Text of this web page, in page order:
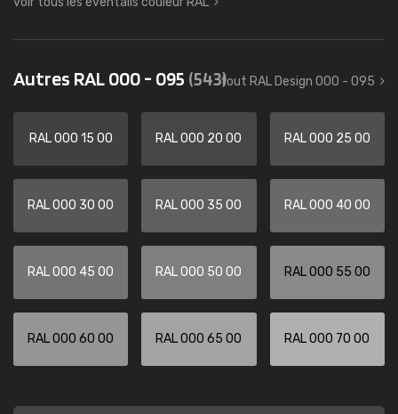
Autres RAL 000 - 095 (543)tout RAL Design 000 - 095
RAL 000 15 00 RAL 000 20 00 RAL 000 25 00
RAL 000 30 00 RAL 000 35 00 RAL 000 40 00
RAL 000 45 00 RAL 000 50 00 RAL 000 55 00
RAL 000 60 00 RAL 000 65 00 RAL 000 70 00